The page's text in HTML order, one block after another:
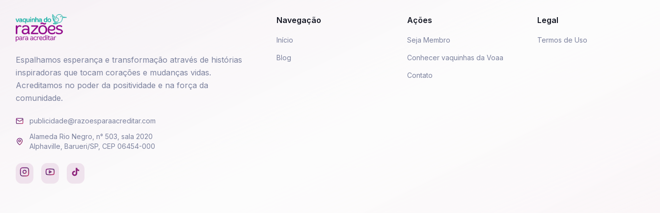
Espalhamos esperança e transformação através de histórias
inspiradoras que tocam corações e mudanças vidas.
Acreditamos no poder da positividade e na força da
comunidade.
publicidade@razoesparaacreditar.com
Alameda Rio Negro, n° 503, sala 2020
Alphaville, Barueri/SP, CEP 06454-000
Navegação
Início
Blog
Ações
Seja Membro
Conhecer vaquinhas da Voaa
Contato
Legal
Termos de Uso